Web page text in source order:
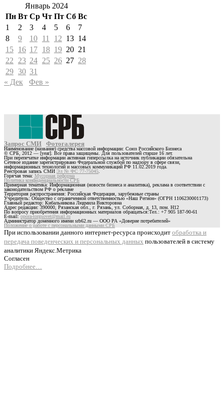
Январь 2024
Пн Вт Ср Чт Пт Сб Вс
1
2 3 4 5 6
7
8
9 10 11 12 13 14
15 16 17 18 19 20 21
22
23 24 25 26 27 28
29 30 31
« Дек
Фев »
Запрос СМИ Фотогалерея
Наименование (название) средства массовой информации: Союз Российского Бизнеса
© СРБ, 2012 — [year]. Все права защищены. Для пользователей старше 16 лет.
При перепечатке информации активная гиперссылка на источник публикации обязательна
Сетевое издание зарегистрировано Федеральной службой по надзору в сфере связи,
информационных технологий и массовых коммуникаций РФ 11.02.2019 года.
Реестровая запись СМИ Эл № ФС 77-75045
Горячая тема: Мусорная реформа
Политика конфиденциальности СРБ
Примерная тематика: Информационная (новости бизнеса и аналитика), реклама в соответствии с
законодательством РФ о рекламе
Территория распространения: Российская Федерация, зарубежные страны
Учредитель: Общество с ограниченной ответственностью «Наш Регион» (ОГРН 1106230001173)
Главный редактор: Кибальникова Людмила Викторовна
Адрес редакции: 390000, Рязанская обл., г. Рязань, ул. Соборная, д. 13, пом. Н12
По вопросу приобретения информационных материалов обращаться:Тел.: +7 905 187-90-61
E-mail:opora-torgsovet@mail.ru
Администратор доменного имени srb62.ru — ООО РА «Доверие потребителей»
Положение о работе с персональными данными СРБ
При использовании данного интернет-ресурса происходит обработка и
передача поведенческих и персональных данных пользователей в систему
аналитики Яндекс.Метрика
Согласен
Подробнее…